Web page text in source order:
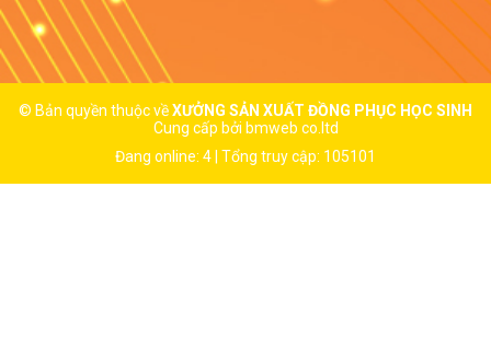
© Bản quyền thuộc vềXƯỞNG SẢN XUẤT ĐỒNG PHỤC HỌC SINH
Cung cấp bởi bmweb co.ltd
Đang online: 4 | Tổng truy cập: 105101